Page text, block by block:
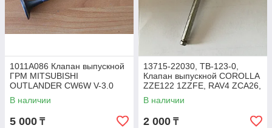
1011A086 Клапан выпускной
ГРМ MITSUBISHI
OUTLANDER CW6W V-3.0
6B31, PAJERO SPORT KH6W,
JAPAN
В наличии
5 000 ₸
13715-22030, TB-123-0,
Клапан выпускной COROLLA
ZZE122 1ZZFE, RAV4 ZCA26,
ROCKY JAPAN
В наличии
2 000 ₸